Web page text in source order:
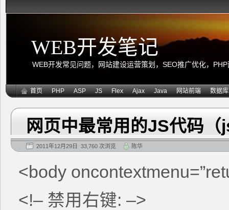
WEB开发笔记
WEB开发常见问题，网站建设运营策划，SEO推广优化，
首页 PHP ASP JS Flex Ajax Java 网站前端 数据库
网页中最常用的JS代码
2011年12月29日 33,760 次浏览 陈华
<body
<!– 禁用右键: –>